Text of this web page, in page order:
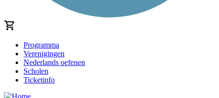
Programma
Verenigingen
Nederlands oefenen
Scholen
Ticketinfo